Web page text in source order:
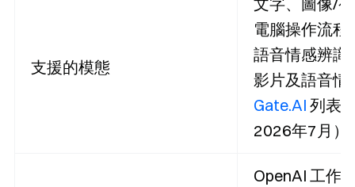
支援的模態
電腦操作流程
語音情感辨識
影片及語音情
Gate.AI 列表
2026年7月）
OpenAI 工作